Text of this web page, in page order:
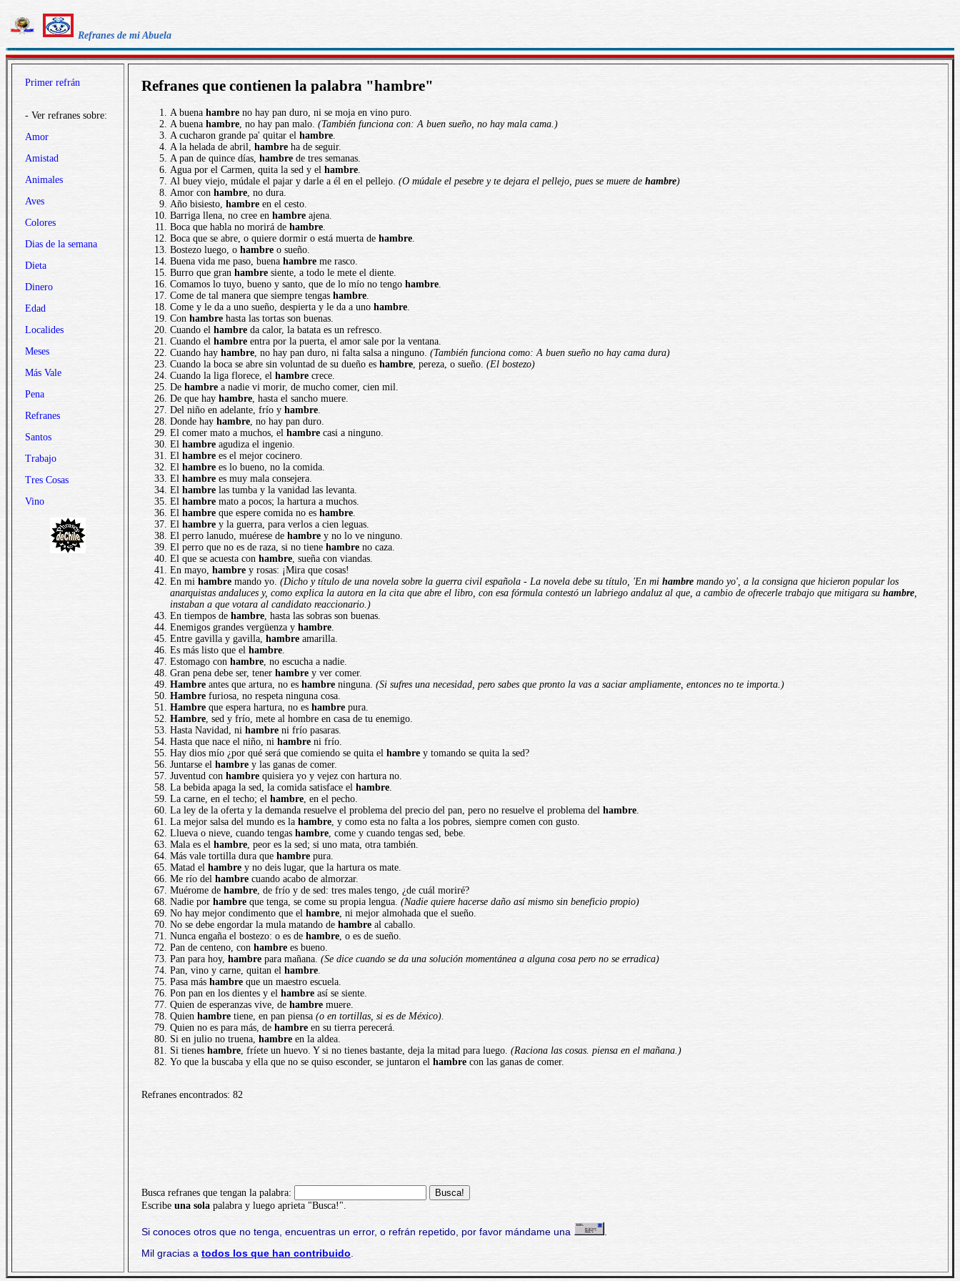
Refranes de mi Abuela
Primer refrán
- Ver refranes sobre:
Amor
Amistad
Animales
Aves
Colores
Dias de la semana
Dieta
Dinero
Edad
Localides
Meses
Más Vale
Pena
Refranes
Santos
Trabajo
Tres Cosas
Vino
Refranes que contienen la palabra "hambre"
A buena hambre no hay pan duro, ni se moja en vino puro.
A buena hambre, no hay pan malo. (También funciona con: A buen sueño, no hay mala cama.)
A cucharon grande pa' quitar el hambre.
A la helada de abril, hambre ha de seguir.
A pan de quince días, hambre de tres semanas.
Agua por el Carmen, quita la sed y el hambre.
Al buey viejo, múdale el pajar y darle a él en el pellejo. (O múdale el pesebre y te dejara el pellejo, pues se muere de hambre)
Amor con hambre, no dura.
Año bisiesto, hambre en el cesto.
Barriga llena, no cree en hambre ajena.
Boca que habla no morirá de hambre.
Boca que se abre, o quiere dormir o está muerta de hambre.
Bostezo luego, o hambre o sueño.
Buena vida me paso, buena hambre me rasco.
Burro que gran hambre siente, a todo le mete el diente.
Comamos lo tuyo, bueno y santo, que de lo mío no tengo hambre.
Come de tal manera que siempre tengas hambre.
Come y le da a uno sueño, despierta y le da a uno hambre.
Con hambre hasta las tortas son buenas.
Cuando el hambre da calor, la batata es un refresco.
Cuando el hambre entra por la puerta, el amor sale por la ventana.
Cuando hay hambre, no hay pan duro, ni falta salsa a ninguno. (También funciona como: A buen sueño no hay cama dura)
Cuando la boca se abre sin voluntad de su dueño es hambre, pereza, o sueño. (El bostezo)
Cuando la liga florece, el hambre crece.
De hambre a nadie vi morir, de mucho comer, cien mil.
De que hay hambre, hasta el sancho muere.
Del niño en adelante, frío y hambre.
Donde hay hambre, no hay pan duro.
El comer mato a muchos, el hambre casi a ninguno.
El hambre agudiza el ingenio.
El hambre es el mejor cocinero.
El hambre es lo bueno, no la comida.
El hambre es muy mala consejera.
El hambre las tumba y la vanidad las levanta.
El hambre mato a pocos; la hartura a muchos.
El hambre que espere comida no es hambre.
El hambre y la guerra, para verlos a cien leguas.
El perro lanudo, muérese de hambre y no lo ve ninguno.
El perro que no es de raza, si no tiene hambre no caza.
El que se acuesta con hambre, sueña con viandas.
En mayo, hambre y rosas: ¡Mira que cosas!
En mi hambre mando yo. (Dicho y título de una novela sobre la guerra civil española - La novela debe su título, 'En mi hambre mando yo', a la consigna que hicieron popular los
anarquistas andaluces y, como explica la autora en la cita que abre el libro, con esa fórmula contestó un labriego andaluz al que, a cambio de ofrecerle trabajo que mitigara su hambre,
instaban a que votara al candidato reaccionario.)
En tiempos de hambre, hasta las sobras son buenas.
Enemigos grandes vergüenza y hambre.
Entre gavilla y gavilla, hambre amarilla.
Es más listo que el hambre.
Estomago con hambre, no escucha a nadie.
Gran pena debe ser, tener hambre y ver comer.
Hambre antes que artura, no es hambre ninguna. (Si sufres una necesidad, pero sabes que pronto la vas a saciar ampliamente, entonces no te importa.)
Hambre furiosa, no respeta ninguna cosa.
Hambre que espera hartura, no es hambre pura.
Hambre, sed y frío, mete al hombre en casa de tu enemigo.
Hasta Navidad, ni hambre ni frío pasaras.
Hasta que nace el niño, ni hambre ni frío.
Hay dios mío ¿por qué será que comiendo se quita el hambre y tomando se quita la sed?
Juntarse el hambre y las ganas de comer.
Juventud con hambre quisiera yo y vejez con hartura no.
La bebida apaga la sed, la comida satisface el hambre.
La carne, en el techo; el hambre, en el pecho.
La ley de la oferta y la demanda resuelve el problema del precio del pan, pero no resuelve el problema del hambre.
La mejor salsa del mundo es la hambre, y como esta no falta a los pobres, siempre comen con gusto.
Llueva o nieve, cuando tengas hambre, come y cuando tengas sed, bebe.
Mala es el hambre, peor es la sed; si uno mata, otra también.
Más vale tortilla dura que hambre pura.
Matad el hambre y no deis lugar, que la hartura os mate.
Me río del hambre cuando acabo de almorzar.
Muérome de hambre, de frío y de sed: tres males tengo, ¿de cuál moriré?
Nadie por hambre que tenga, se come su propia lengua. (Nadie quiere hacerse daño así mismo sin beneficio propio)
No hay mejor condimento que el hambre, ni mejor almohada que el sueño.
No se debe engordar la mula matando de hambre al caballo.
Nunca engaña el bostezo: o es de hambre, o es de sueño.
Pan de centeno, con hambre es bueno.
Pan para hoy, hambre para mañana. (Se dice cuando se da una solución momentánea a alguna cosa pero no se erradica)
Pan, vino y carne, quitan el hambre.
Pasa más hambre que un maestro escuela.
Pon pan en los dientes y el hambre así se siente.
Quien de esperanzas vive, de hambre muere.
Quien hambre tiene, en pan piensa (o en tortillas, si es de México).
Quien no es para más, de hambre en su tierra perecerá.
Si en julio no truena, hambre en la aldea.
Si tienes hambre, fríete un huevo. Y si no tienes bastante, deja la mitad para luego. (Raciona las cosas. piensa en el mañana.)
Yo que la buscaba y ella que no se quiso esconder, se juntaron el hambre con las ganas de comer.
Refranes encontrados: 82
Busca refranes que tengan la palabra:
Escribe una sola palabra y luego aprieta "Busca!".
Si conoces otros que no tenga, encuentras un error, o refrán repetido, por favor mándame una
Mil gracias a todos los que han contribuido